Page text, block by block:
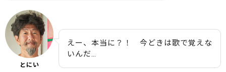
とにい
えー、本当に？！ 今どきは歌で覚えな
いんだ…